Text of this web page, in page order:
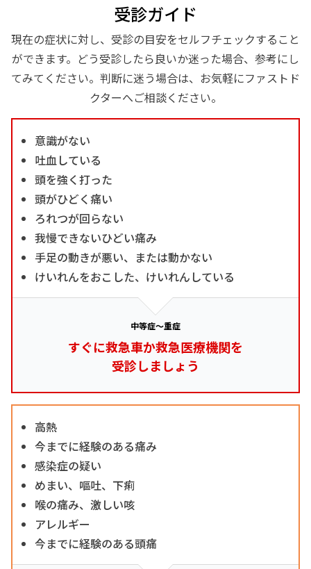
受診ガイド
現在の症状に対し、受診の目安をセルフチェックすること
ができます。どう受診したら良いか迷った場合、参考にし
てみてください。判断に迷う場合は、お気軽にファストド
クターへご相談ください。
意識がない
吐血している
頭を強く打った
頭がひどく痛い
ろれつが回らない
我慢できないひどい痛み
手足の動きが悪い、または動かない
けいれんをおこした、けいれんしている
中等症～重症
すぐに救急車か救急医療機関を
受診しましょう
高熱
今までに経験のある痛み
感染症の疑い
めまい、嘔吐、下痢
喉の痛み、激しい咳
アレルギー
今までに経験のある頭痛